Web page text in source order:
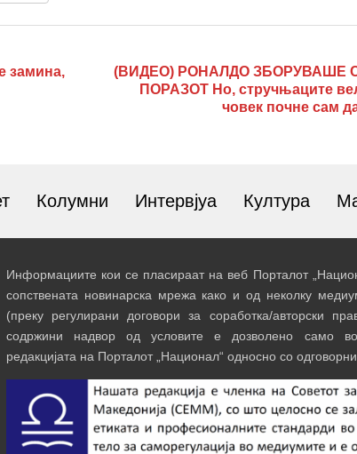
замина,
(ВИДЕО) РОНАЛДО ЗБОРУВАШЕ
ПОРАЗОТ Но, стручњаците
човек почне сам
Колумни Интервјуа Култура
Информациите кои се пласираат на веб Порталот
сопствената новинарска мрежа како и од неколку
(преку регулирани договори за соработка/авторски
содржини надвор од условите е дозволено само
редакцијата на Порталот „Национал“ односно со